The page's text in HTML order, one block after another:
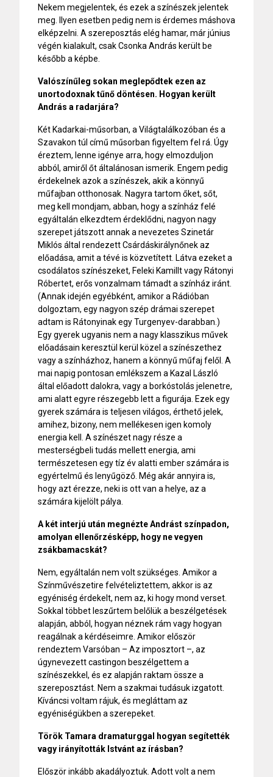
Nekem megjelentek, és ezek a színészek jelentek
meg. Ilyen esetben pedig nem is érdemes máshova
elképzelni. A szereposztás elég hamar, már június
végén kialakult, csak Csonka András került be
később a képbe.
Valószínűleg sokan meglepődtek ezen az
unortodoxnak tűnő döntésen. Hogyan került
András a radarjára?
Két Kadarkai-műsorban, a Világtalálkozóban és a
Szavakon túl című műsorban figyeltem fel rá. Úgy
éreztem, lenne igénye arra, hogy elmozduljon
abból, amiről őt általánosan ismerik. Engem pedig
érdekelnek azok a színészek, akik a könnyű
műfajban otthonosak. Nagyra tartom őket, sőt,
meg kell mondjam, abban, hogy a színház felé
egyáltalán elkezdtem érdeklődni, nagyon nagy
szerepet játszott annak a nevezetes Szinetár
Miklós által rendezett Csárdáskirálynőnek az
előadása, amit a tévé is közvetített. Látva ezeket a
csodálatos színészeket, Feleki Kamillt vagy Rátonyi
Róbertet, erős vonzalmam támadt a színház iránt.
(Annak idején egyébként, amikor a Rádióban
dolgoztam, egy nagyon szép drámai szerepet
adtam is Rátonyinak egy Turgenyev-darabban.)
Egy gyerek ugyanis nem a nagy klasszikus művek
előadásain keresztül kerül közel a színészethez
vagy a színházhoz, hanem a könnyű műfaj felől. A
mai napig pontosan emlékszem a Kazal László
által előadott dalokra, vagy a borkóstolás jelenetre,
ami alatt egyre részegebb lett a figurája. Ezek egy
gyerek számára is teljesen világos, érthető jelek,
amihez, bizony, nem mellékesen igen komoly
energia kell. A színészet nagy része a
mesterségbeli tudás mellett energia, ami
természetesen egy tíz év alatti ember számára is
egyértelmű és lenyűgöző. Még akár annyira is,
hogy azt érezze, neki is ott van a helye, az a
számára kijelölt pálya.
A két interjú után megnézte Andrást színpadon,
amolyan ellenőrzésképp, hogy ne vegyen
zsákbamacskát?
Nem, egyáltalán nem volt szükséges. Amikor a
Színművészetire felvételiztettem, akkor is az
egyéniség érdekelt, nem az, ki hogy mond verset.
Sokkal többet leszűrtem belőlük a beszélgetések
alapján, abból, hogyan néznek rám vagy hogyan
reagálnak a kérdéseimre. Amikor először
rendeztem Varsóban – Az imposztort –, az
úgynevezett castingon beszélgettem a
színészekkel, és ez alapján raktam össze a
szereposztást. Nem a szakmai tudásuk izgatott.
Kíváncsi voltam rájuk, és megláttam az
egyéniségükben a szerepeket.
Török Tamara dramaturggal hogyan segítették
vagy irányították Istvánt az írásban?
Először inkább akadályoztuk. Adott volt a nem